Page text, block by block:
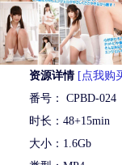
资源详情 [点我购
番号： CPBD-024
时长：48+15min
大小：1.6Gb